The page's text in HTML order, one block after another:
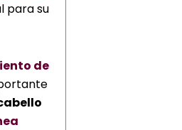
para su
de